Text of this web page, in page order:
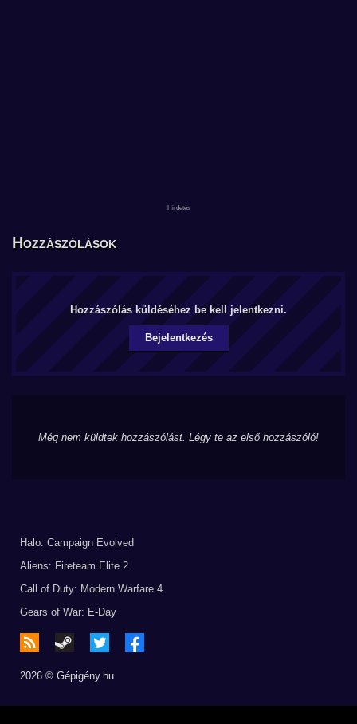
Hozzászólások
Hozzászólás küldéséhez be kell jelentkezni.
Bejelentkezés
Még nem küldtek hozzászólást. Légy te az első hozzászóló!
Halo: Campaign Evolved
Aliens: Fireteam Elite 2
Call of Duty: Modern Warfare 4
Gears of War: E-Day
2026 © Gépigény.hu